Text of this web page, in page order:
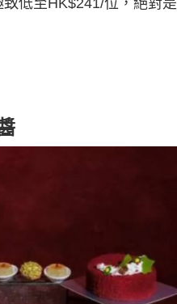
低至HK$241/位，絕對